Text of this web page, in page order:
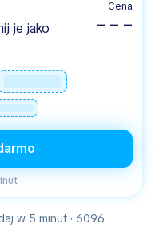
je jako
Cena
– – –
w 5 minut · 6096